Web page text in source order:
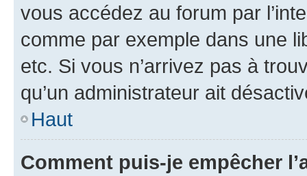
vous accédez au forum par
comme par exemple dans une
etc. Si vous n’arrivez pas à
qu’un administrateur ait
Haut
Comment puis-je empêcher